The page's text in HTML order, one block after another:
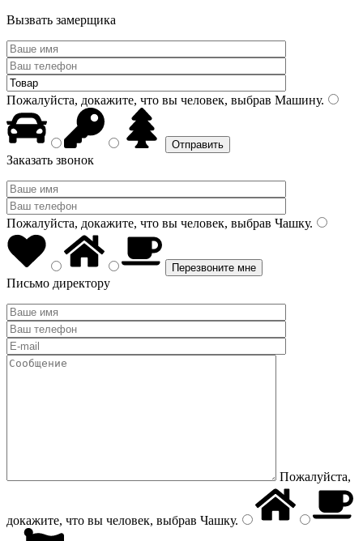
Вызвать замерщика
Пожалуйста, докажите, что вы человек, выбрав Машину.
Заказать звонок
Пожалуйста, докажите, что вы человек, выбрав Чашку.
Письмо директору
Пожалуйста,
докажите, что вы человек, выбрав Чашку.